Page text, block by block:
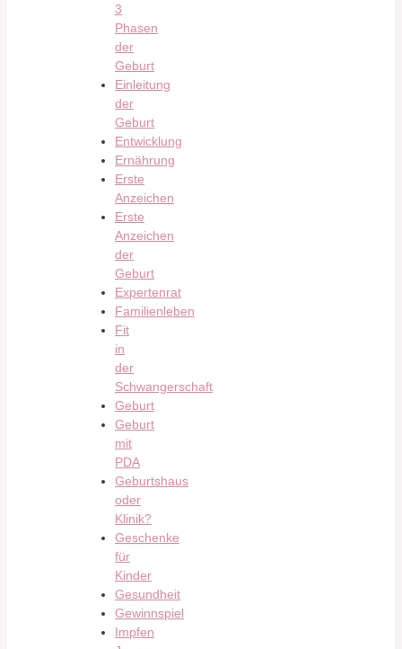
3
Phasen
der
Geburt
Einleitung
der
Geburt
Entwicklung
Ernährung
Erste
Anzeichen
Erste
Anzeichen
der
Geburt
Expertenrat
Familienleben
Fit
in
der
Schwangerschaft
Geburt
Geburt
mit
PDA
Geburtshaus
oder
Klinik?
Geschenke
für
Kinder
Gesundheit
Gewinnspiel
Impfen